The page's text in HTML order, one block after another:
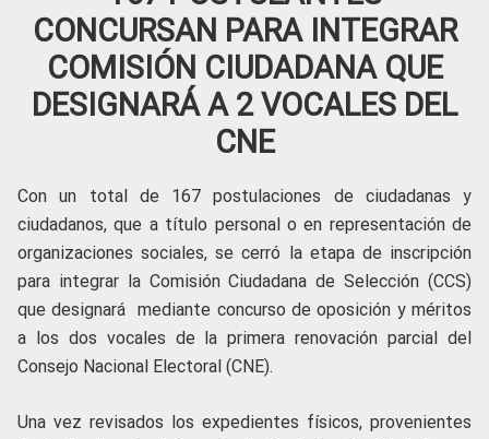
CONCURSAN PARA INTEGRAR
COMISIÓN CIUDADANA QUE
DESIGNARÁ A 2 VOCALES DEL
CNE
Con un total de 167 postulaciones de ciudadanas y
ciudadanos, que a título personal o en representación de
organizaciones sociales, se cerró la etapa de inscripción
para integrar la Comisión Ciudadana de Selección (CCS)
que designará mediante concurso de oposición y méritos
a los dos vocales de la primera renovación parcial del
Consejo Nacional Electoral (CNE).
Una vez revisados los expedientes físicos, provenientes